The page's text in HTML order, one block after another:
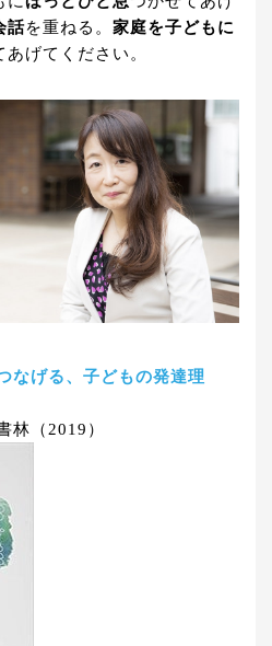
話を重ねる。 家庭を子どもに
あげてください。
なげる、子どもの発達理
林（2019）